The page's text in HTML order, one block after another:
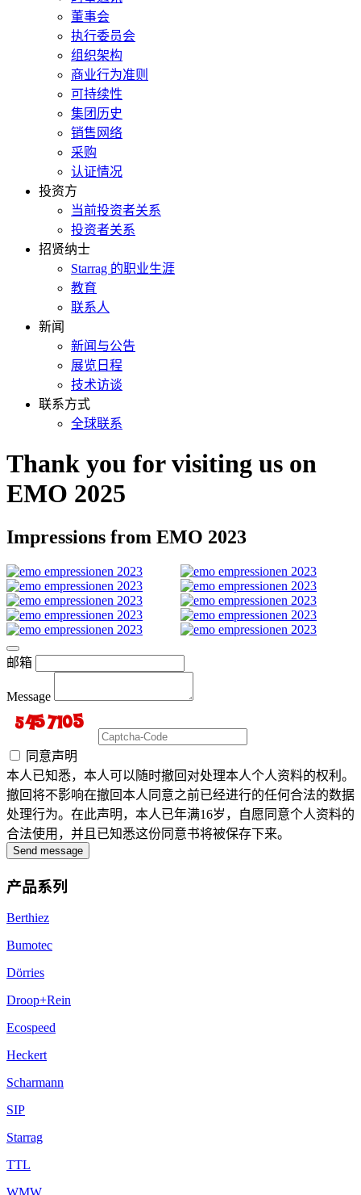
董事会
执行委员会
组织架构
商业行为准则
可持续性
集团历史
销售网络
采购
认证情况
投资方
当前投资者关系
投资者关系
招贤纳士
Starrag 的职业生涯
教育
联系人
新闻
新闻与公告
展览日程
技术访谈
联系方式
全球联系
Thank you for visiting us on
EMO 2025
Impressions from EMO 2023
邮箱
Message
同意声明
本人已知悉，本人可以随时撤回对处理本人个人资料的权利。
撤回将不影响在撤回本人同意之前已经进行的任何合法的数据
处理行为。在此声明，本人已年满16岁，自愿同意个人资料的
合法使用，并且已知悉这份同意书将被保存下来。
Send message
产品系列
Berthiez
Bumotec
Dörries
Droop+Rein
Ecospeed
Heckert
Scharmann
SIP
Starrag
TTL